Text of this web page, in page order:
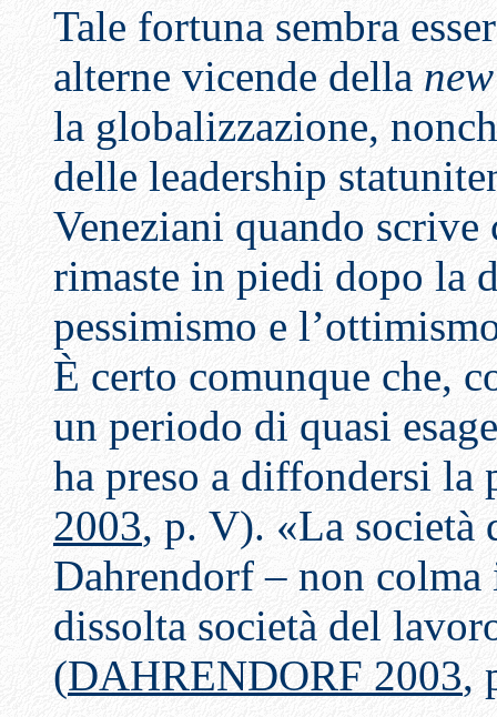
Tale fortuna sembra
alterne vicende della
la globalizzazione,
delle leadership
Veneziani quando scrive
rimaste in piedi dopo la
pessimismo e
È certo comunque che,
un periodo di quasi
ha preso a diffondersi la
2003, p. V). «La società
Dahrendorf – non
dissolta società del
(DAHRENDORF 2003,